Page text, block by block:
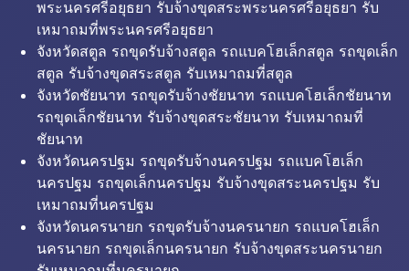
พระนครศรีอยุธยา รับจ้างขุดสระพระนครศรีอยุธยา รับ
เหมาถมที่พระนครศรีอยุธยา
จังหวัดสตูล รถขุดรับจ้างสตูล รถแบคโฮเล็กสตูล รถขุดเล็ก
สตูล รับจ้างขุดสระสตูล รับเหมาถมที่สตูล
จังหวัดชัยนาท รถขุดรับจ้างชัยนาท รถแบคโฮเล็กชัยนาท
รถขุดเล็กชัยนาท รับจ้างขุดสระชัยนาท รับเหมาถมที่
ชัยนาท
จังหวัดนครปฐม รถขุดรับจ้างนครปฐม รถแบคโฮเล็ก
นครปฐม รถขุดเล็กนครปฐม รับจ้างขุดสระนครปฐม รับ
เหมาถมที่นครปฐม
จังหวัดนครนายก รถขุดรับจ้างนครนายก รถแบคโฮเล็ก
นครนายก รถขุดเล็กนครนายก รับจ้างขุดสระนครนายก